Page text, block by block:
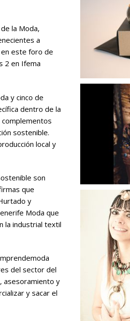
la Moda,
a
en este foro de
2 en Ifema
y cinco de
dentro de la
sostenible.
local y
son
que
y
Moda que
la industrial textil
del sector del
asesoramiento y
y sacar el